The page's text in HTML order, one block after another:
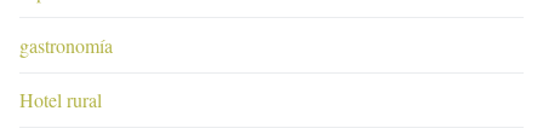
gastronomía
Hotel rural